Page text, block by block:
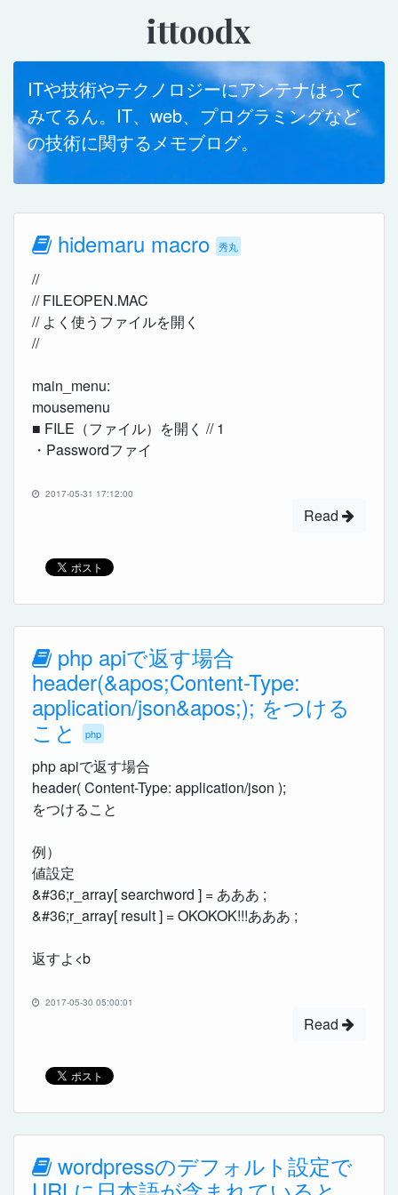
ittoodx
ITや技術やテクノロジーにアンテナはって
みてるん。IT、web、プログラミングなど
の技術に関するメモブログ。
hidemaru macro 秀丸
//
// FILEOPEN.MAC
// よく使うファイルを開く
//
main_menu:
mousemenu
■ FILE（ファイル）を開く // 1
・Passwordファイ
2017-05-31 17:12:00
Read
php apiで返す場合
header(&apos;Content-Type:
application/json&apos;); をつける
こと
php
php apiで返す場合
header( Content-Type: application/json );
をつけること
例）
値設定
&#36;r_array[ searchword ] = あああ ;
&#36;r_array[ result ] = OKOKOK!!!あああ ;
返すよ<b
2017-05-30 05:00:01
Read
wordpressのデフォルト設定で